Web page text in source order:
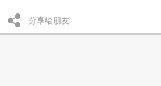
分享给朋友